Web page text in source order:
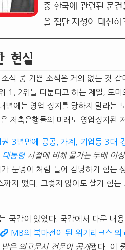
중 한국에 관련된 문
을 집단 지성이 대신하
현실
소식 중 기쁜 소식은 거의 없는 것
1, 2위들 다툰다고 하는 제일, 토
년에는 영업 정지를 당하지 말라는
저축은행들의 미래도 영업정지된
권 3년만에 공공, 가계, 기업등 3대
대통령시절에 비해 물가는 두배 이
가 눈덩이 처럼 늘어 감당하기 힘든
까지 떴다. 그렇지 않아도 살기 힘
국감이 있었다. 국감에서 다룬 내
MB의 복마전이 된 위키리크스 외
은 외교문서 전문이 공개됐다. 이